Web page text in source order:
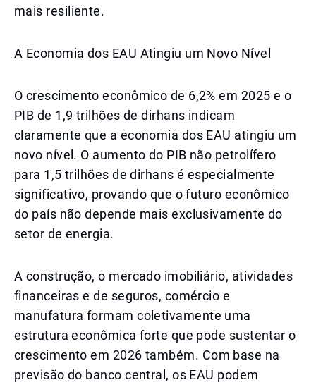
mais resiliente.
A Economia dos EAU Atingiu um Novo Nível
O crescimento econômico de 6,2% em 2025 e o
PIB de 1,9 trilhões de dirhans indicam
claramente que a economia dos EAU atingiu um
novo nível. O aumento do PIB não petrolífero
para 1,5 trilhões de dirhans é especialmente
significativo, provando que o futuro econômico
do país não depende mais exclusivamente do
setor de energia.
A construção, o mercado imobiliário, atividades
financeiras e de seguros, comércio e
manufatura formam coletivamente uma
estrutura econômica forte que pode sustentar o
crescimento em 2026 também. Com base na
previsão do banco central, os EAU podem